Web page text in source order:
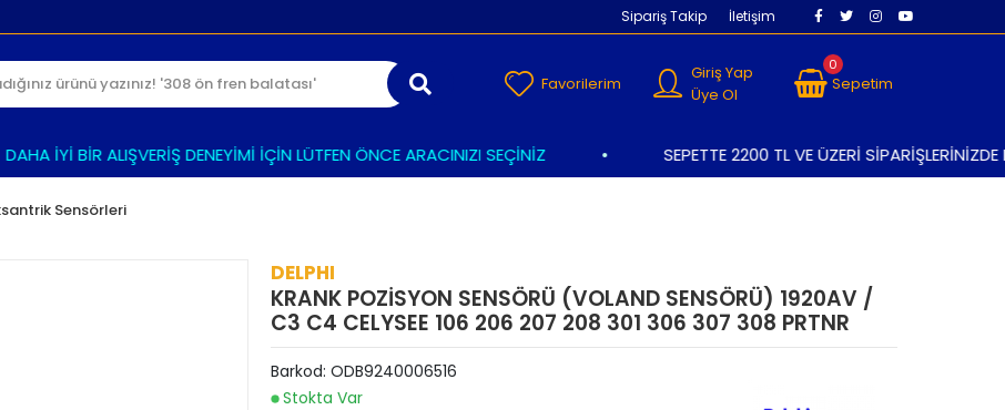
İYİ BİR ALIŞVERİŞ DENEYİMİ İÇİN LÜTFEN ÖNCE ARACINIZI SEÇİNİZ SEPETTE 2200 TL VE ÜZERİ SİPARİŞLERİNİZDE
Sipariş Takip İletişim
Favorilerim
Giriş Yap
Üye Ol
0
Sepetim
Sensörleri
DELPHI
KRANK POZİSYON SENSÖRÜ (VOLAND SENSÖRÜ) 1920AV /
C3 C4 CELYSEE 106 206 207 208 301 306 307 308 PRTNR
Barkod: ODB9240006516
Stokta Var